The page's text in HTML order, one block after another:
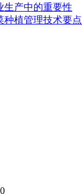
生产中的重要性
种植管理技术要点